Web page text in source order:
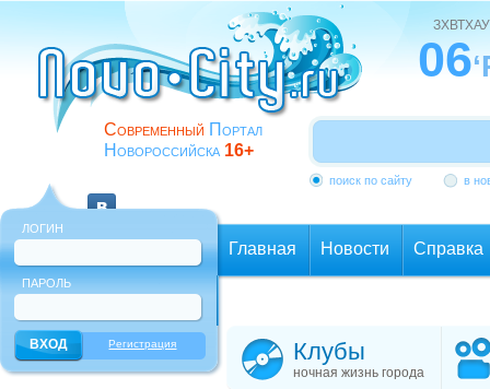
Современный Портал
Новороссийска 16+
ЗХВТХАУ
06
поиск по сайту в
ЛОГИН
ПАРОЛЬ
Регистрация
Главная Новости Справка
Клубы
ночная жизнь города